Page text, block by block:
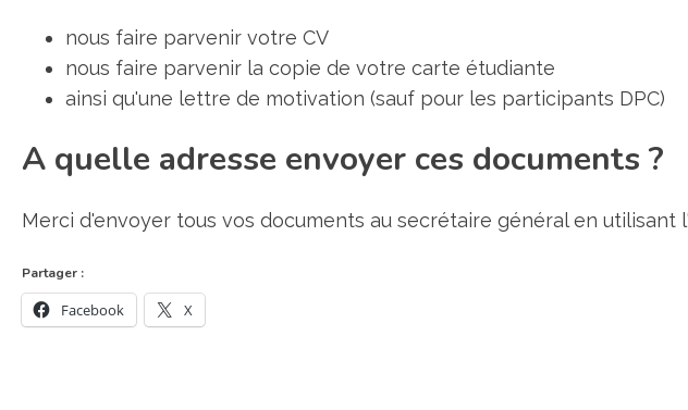
nous faire parvenir votre CV
nous faire parvenir la copie de votre carte étudiante
ainsi qu'une lettre de motivation (sauf pour les participants DPC)
A quelle adresse envoyer ces documents ?
Merci d'envoyer tous vos documents au secrétaire général en utilisant
Partager :
Facebook X